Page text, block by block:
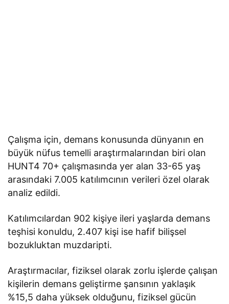
Çalışma için, demans konusunda dünyanın en
büyük nüfus temelli araştırmalarından biri olan
HUNT4 70+ çalışmasında yer alan 33-65 yaş
arasındaki 7.005 katılımcının verileri özel olarak
analiz edildi.
Katılımcılardan 902 kişiye ileri yaşlarda demans
teşhisi konuldu, 2.407 kişi ise hafif bilişsel
bozukluktan muzdaripti.
Araştırmacılar, fiziksel olarak zorlu işlerde çalışan
kişilerin demans geliştirme şansının yaklaşık
%15,5 daha yüksek olduğunu, fiziksel gücün